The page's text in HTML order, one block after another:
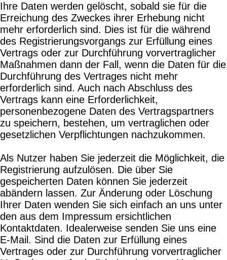
Ihre Daten werden gelöscht, sobald sie für die
Erreichung des Zweckes ihrer Erhebung nicht
mehr erforderlich sind. Dies ist für die während
des Registrierungsvorgangs zur Erfüllung eines
Vertrags oder zur Durchführung vorvertraglicher
Maßnahmen dann der Fall, wenn die Daten für die
Durchführung des Vertrages nicht mehr
erforderlich sind. Auch nach Abschluss des
Vertrags kann eine Erforderlichkeit,
personenbezogene Daten des Vertragspartners
zu speichern, bestehen, um vertraglichen oder
gesetzlichen Verpflichtungen nachzukommen.
Als Nutzer haben Sie jederzeit die Möglichkeit, die
Registrierung aufzulösen. Die über Sie
gespeicherten Daten können Sie jederzeit
abändern lassen. Zur Änderung oder Löschung
Ihrer Daten wenden Sie sich einfach an uns unter
den aus dem Impressum ersichtlichen
Kontaktdaten. Idealerweise senden Sie uns eine
E-Mail. Sind die Daten zur Erfüllung eines
Vertrages oder zur Durchführung vorvertraglicher